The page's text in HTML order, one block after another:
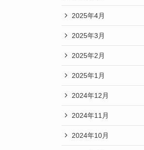
2025年4月
2025年3月
2025年2月
2025年1月
2024年12月
2024年11月
2024年10月